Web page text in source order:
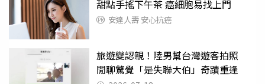
甜點手搖下午茶 癌細胞易找上門
安達人壽 安心抗癌
旅遊變認親！陸男幫台灣遊客拍照
閒聊驚覺「是失聯大伯」奇蹟重逢